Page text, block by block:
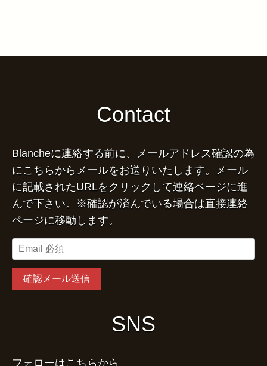
Contact
Blancheに連絡する前に、メールアドレス確認の為
にこちらからメールをお送りいたします。メール
に記載されたURLをクリックして連絡ページに進
んで下さい。※確認が済んでいる場合は直接連絡
ページに移動します。
SNS
フォローはこちらから